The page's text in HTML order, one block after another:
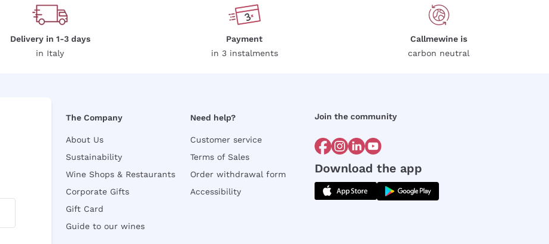
Delivery in 1-3 days
in Italy
Payment
in 3 instalments
Callmewine is
carbon neutral
The Company
About Us
Sustainability
Wine Shops & Restaurants
Corporate Gifts
Gift Card
Guide to our wines
Need help?
Customer service
Terms of Sales
Order withdrawal form
Accessibility
Join the community
Download the app